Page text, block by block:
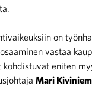
on
vastaa
eniten
Mari